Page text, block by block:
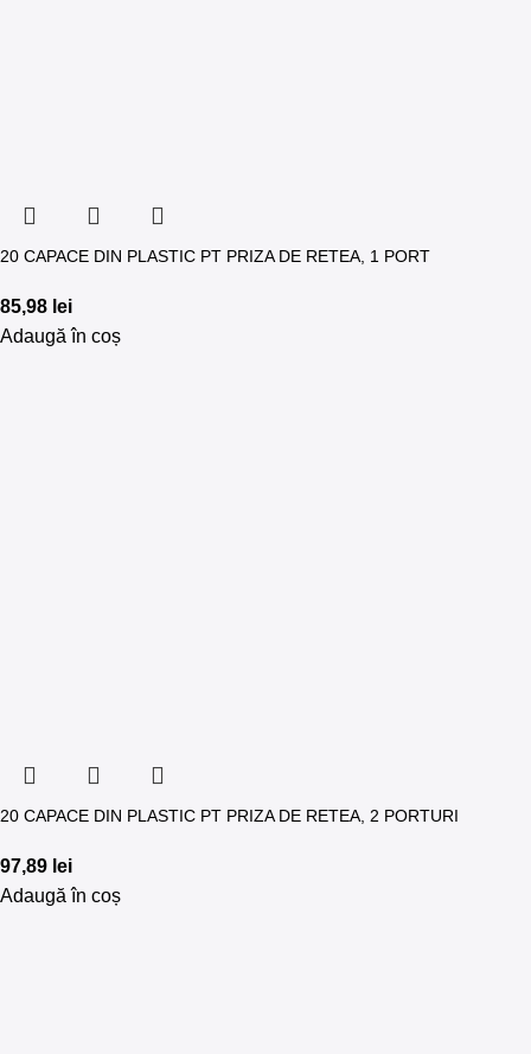
20 CAPACE DIN PLASTIC PT PRIZA DE RETEA, 1 PORT
85,98 lei
Adaugă în coș
20 CAPACE DIN PLASTIC PT PRIZA DE RETEA, 2 PORTURI
97,89 lei
Adaugă în coș